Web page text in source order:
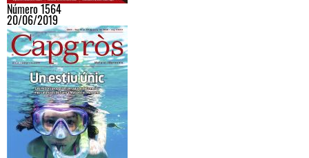
Número 1564
20/06/2019